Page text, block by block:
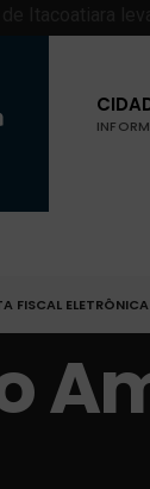
FISCAL ELETRÔNICA